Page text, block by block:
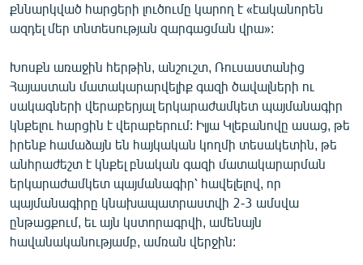
ԲԱՆԱՎԵՃ
ՁԳՏԵԼՈՎ ԼԱՎԱԳՈՒՅՆԻՆ
ՓՈԴՔԱՍԹ
Հայերեն
English
Русский
ՀԵՏԵՎԵՔ ՄԵԶ
քննարկված հարցերի լուծումը կարող է «էականորեն
ազդել մեր տնտեսության զարգացման վրա»:
Խոսքն առաջին հերթին, անշուշտ, Ռուսաստանից
Հայաստան մատակարարվելիք գազի ծավալների ու
սակագների վերաբերյալ երկարաժամկետ պայմանագիր
կնքելու հարցին է վերաբերում: Իլյա Կլեբանովը ասաց, թե
իրենք համաձայն են հայկական կողմի տեսակետին, թե
անհրաժեշտ է կնքել բնական գազի մատակարարման
երկարաժամկետ պայմանագիր՝ հավելելով, որ
պայմանագիրը կնախապատրաստվի 2-3 ամսվա
ընթացքում, եւ այն կստորագրվի, ամենայն
հավանականությամբ, ամռան վերջին: